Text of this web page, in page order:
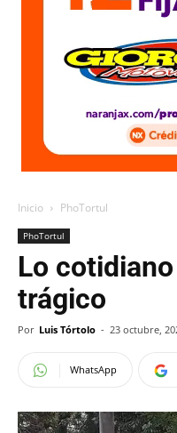
Inicio PhoTortul
PhoTortul
Lo
trágico
Por Luis Tórtolo - 23 octubre,
WhatsApp